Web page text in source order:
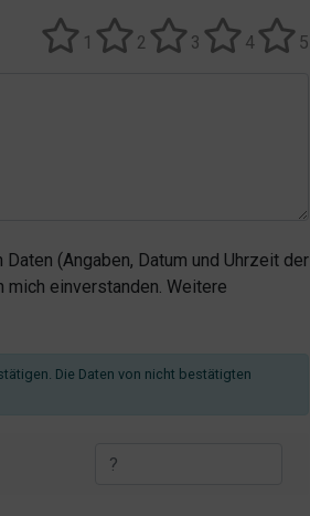
5
4
3
2
1
(Angaben, Datum und Uhrzeit der
mich einverstanden. Weitere
Die Daten von nicht bestätigten